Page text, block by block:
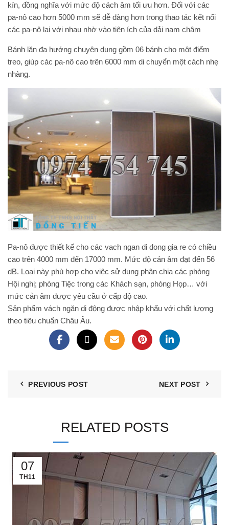
kín, đồng nghĩa với mức độ cách âm tối ưu hơn. Đối với các
pa-nô cao hơn 5000 mm sẽ dễ dàng hơn trong thao tác kết nối
các pa-nô lại với nhau nhờ vào tiện ích của dải nam châm
Bánh lăn đa hướng chuyên dụng gồm 06 bánh cho một điểm
treo, giúp các pa-nô cao trên 6000 mm di chuyển một cách nhẹ
nhàng.
Pa-nô được thiết kế cho các vach ngan di dong gia re có chiều
cao trên 4000 mm đến 17000 mm. Mức độ cản âm đạt đến 56
dB. Loại này phù hợp cho việc sử dụng phân chia các phòng
Hội nghị; phòng Tiệc trong các Khách sạn, phòng Họp… với
mức cản âm được yêu cầu ở cấp độ cao.
Sản phẩm vách ngăn di động được nhập khẩu với chất lượng
theo tiêu chuẩn Châu Âu.
PREVIOUS POST NEXT POST
RELATED POSTS
07
TH11